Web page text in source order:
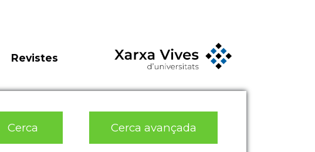
Revistes
Cerca Cerca avançada